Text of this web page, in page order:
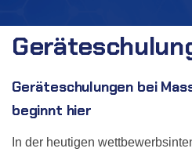
Geräteschulungen bei
beginnt hier
In der heutigen